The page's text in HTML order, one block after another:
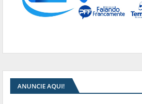
ANUNCIE AQUI!